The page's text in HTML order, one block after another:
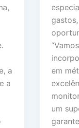
a
a
em
um